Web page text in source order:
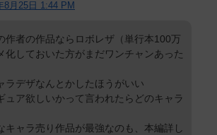
8月25日 1:44 PM
作者の作品ならロボレザ（単行本100万
化しておいた方がまだワンチャンあった
ラデザなんとかしたほうがいい
ュア欲しいかって言われたらどのキャラ
キャラ売り作品が最強なのも、本編詳し